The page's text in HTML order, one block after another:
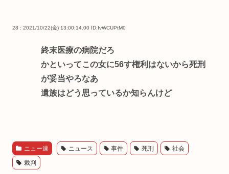
28 : 2021/10/22(金) 13:00:14.00 ID:IvWCUPtM0
終末医療の病院だろ
かといってこの女に56す権利はないから死刑
が妥当やろなあ
遺族はどう思っているか知らんけど
ニュー速 ニュース 事件 死刑 社会
裁判